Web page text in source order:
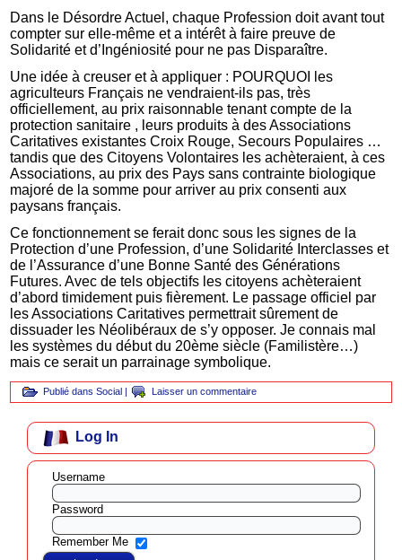
Dans le Désordre Actuel, chaque Profession doit avant tout
compter sur elle-même et a intérêt à faire preuve de
Solidarité et d’Ingéniosité pour ne pas Disparaître.
Une idée à creuser et à appliquer : POURQUOI les
agriculteurs Français ne vendraient-ils pas, très
officiellement, au prix raisonnable tenant compte de la
protection sanitaire , leurs produits à des Associations
Caritatives existantes Croix Rouge, Secours Populaires …
tandis que des Citoyens Volontaires les achèteraient, à ces
Associations, au prix des Pays sans contrainte biologique
majoré de la somme pour arriver au prix consenti aux
paysans français.
Ce fonctionnement se ferait donc sous les signes de la
Protection d’une Profession, d’une Solidarité Interclasses et
de l’Assurance d’une Bonne Santé des Générations
Futures. Avec de tels objectifs les citoyens achèteraient
d’abord timidement puis fièrement. Le passage officiel par
les Associations Caritatives permettrait sûrement de
dissuader les Néolibéraux de s’y opposer. Je connais mal
les systèmes du début du 20ème siècle (Familistère…)
mais ce serait un parrainage symbolique.
Publié dans Social | Laisser un commentaire
Log In
Username
Password
Remember Me